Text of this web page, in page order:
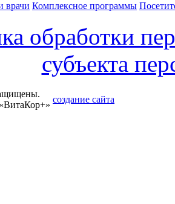
врачи Комплексное программы
обработки
субъекта
создание сайта